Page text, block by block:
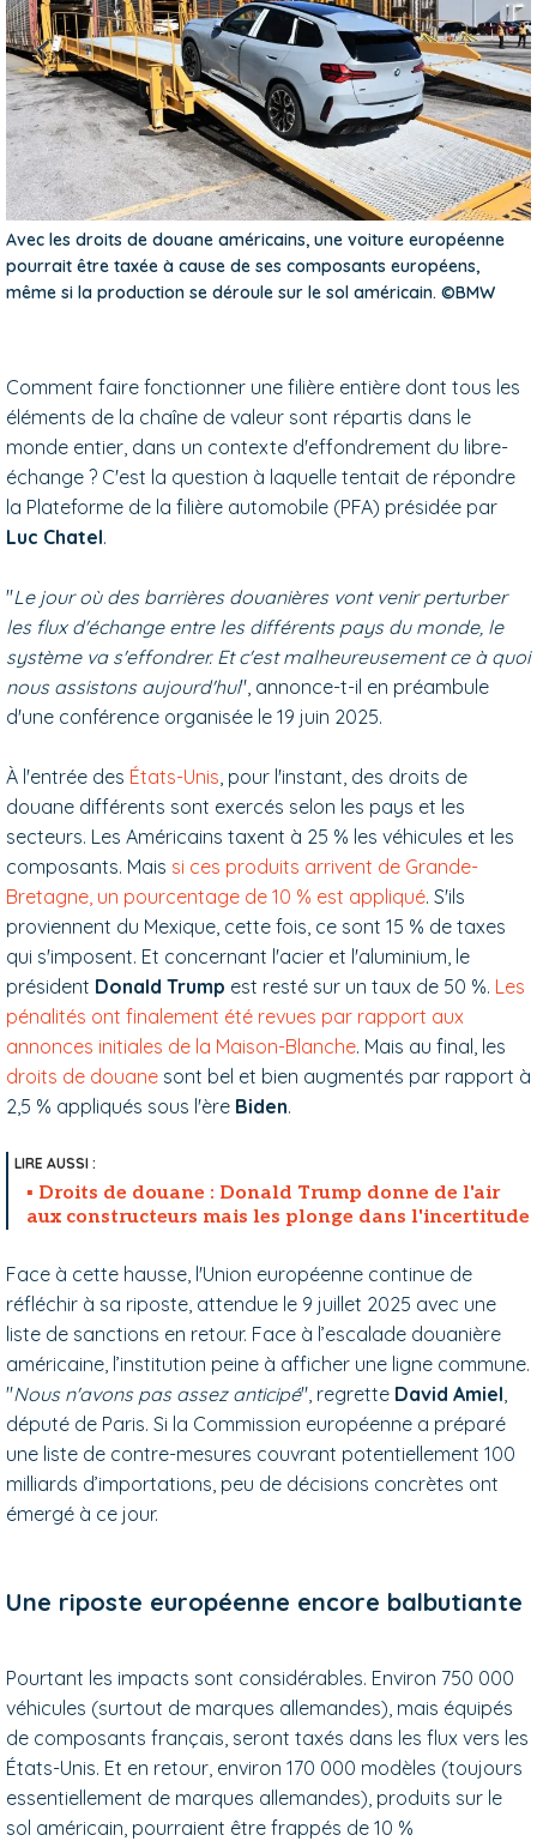
Avec les droits de douane américains, une voiture européenne
pourrait être taxée à cause de ses composants européens,
même si la production se déroule sur le sol américain. ©BMW
Comment faire fonctionner une filière entière dont tous les
éléments de la chaîne de valeur sont répartis dans le
monde entier, dans un contexte d'effondrement du libre-
échange ? C'est la question à laquelle tentait de répondre
la Plateforme de la filière automobile (PFA) présidée par
Luc Chatel.
"Le jour où des barrières douanières vont venir perturber
les flux d'échange entre les différents pays du monde, le
système va s'effondrer. Et c'est malheureusement ce à quoi
nous assistons aujourd'hui", annonce-t-il en préambule
d'une conférence organisée le 19 juin 2025.
À l'entrée des États-Unis, pour l'instant, des droits de
douane différents sont exercés selon les pays et les
secteurs. Les Américains taxent à 25 % les véhicules et les
composants. Mais si ces produits arrivent de Grande-
Bretagne, un pourcentage de 10 % est appliqué. S'ils
proviennent du Mexique, cette fois, ce sont 15 % de taxes
qui s'imposent. Et concernant l'acier et l'aluminium, le
président Donald Trump est resté sur un taux de 50 %. Les
pénalités ont finalement été revues par rapport aux
annonces initiales de la Maison-Blanche. Mais au final, les
droits de douane sont bel et bien augmentés par rapport à
2,5 % appliqués sous l'ère Biden.
Droits de douane : Donald Trump donne de l'air
aux constructeurs mais les plonge dans l'incertitude
Face à cette hausse, l'Union européenne continue de
réfléchir à sa riposte, attendue le 9 juillet 2025 avec une
liste de sanctions en retour. Face à l’escalade douanière
américaine, l’institution peine à afficher une ligne commune.
"Nous n'avons pas assez anticipé", regrette David Amiel,
député de Paris. Si la Commission européenne a préparé
une liste de contre-mesures couvrant potentiellement 100
milliards d’importations, peu de décisions concrètes ont
émergé à ce jour.
Une riposte européenne encore balbutiante
Pourtant les impacts sont considérables. Environ 750 000
véhicules (surtout de marques allemandes), mais équipés
de composants français, seront taxés dans les flux vers les
États-Unis. Et en retour, environ 170 000 modèles (toujours
essentiellement de marques allemandes), produits sur le
sol américain, pourraient être frappés de 10 %